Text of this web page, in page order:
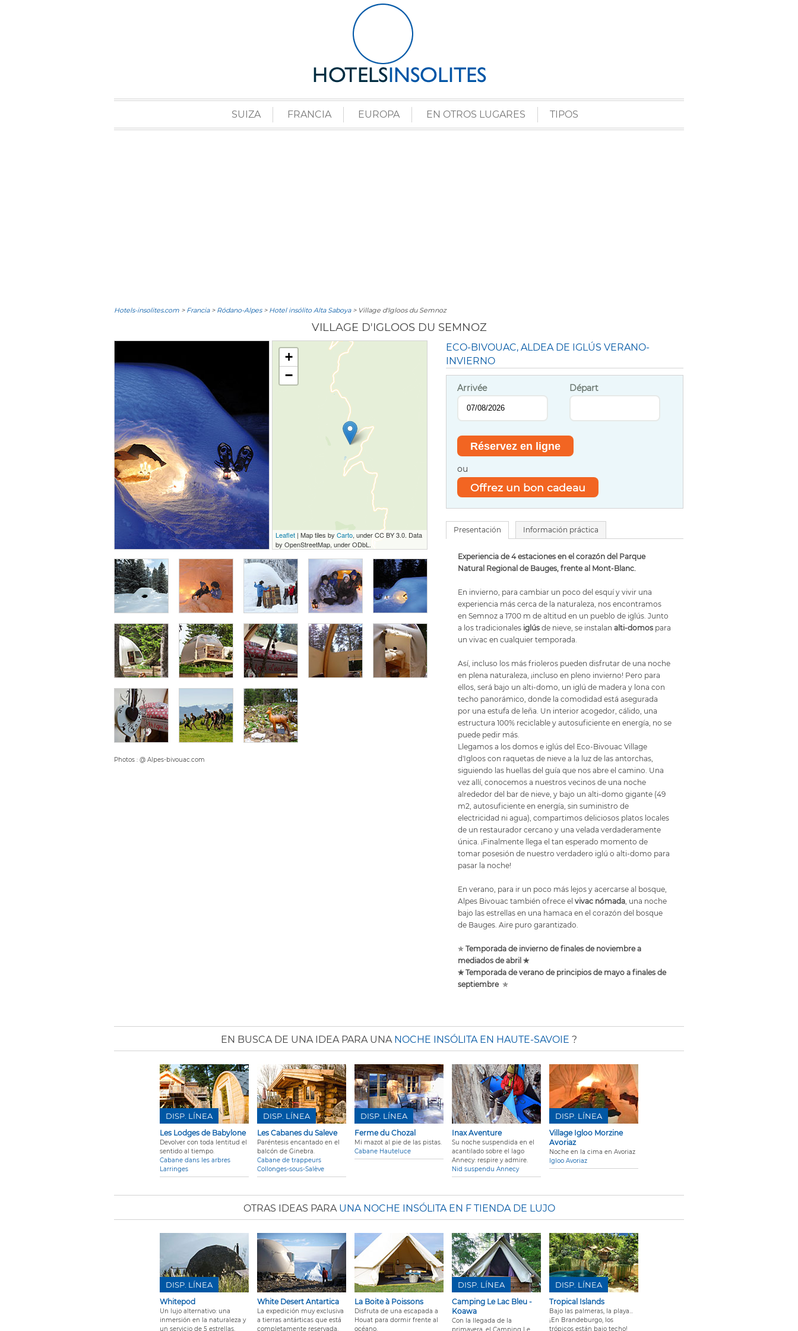
SUIZA FRANCIA EUROPA EN OTROS LUGARES TIPOS
Hotels-insolites.com > Francia> Ródano-Alpes> Hotel insólito Alta Saboya> Village d'Igloos du Semnoz
VILLAGE D'IGLOOS DU SEMNOZ
+
−
Leaflet | Map tiles by Carto, under CC BY 3.0. Data
by OpenStreetMap, under ODbL.
Photos : @ Alpes-bivouac.com
ECO-BIVOUAC, ALDEA DE IGLÚS VERANO-
INVIERNO
Arrivée Départ
ou
Offrez un bon cadeau
Presentación Información práctica
Experiencia de 4 estaciones en el corazón del Parque
Natural Regional de Bauges, frente al Mont-Blanc.
En invierno, para cambiar un poco del esquí y vivir una
experiencia más cerca de la naturaleza, nos encontramos
en Semnoz a 1700 m de altitud en un pueblo de iglús. Junto
a los tradicionales iglús de nieve, se instalan alti-domos para
un vivac en cualquier temporada.
Así, incluso los más frioleros pueden disfrutar de una noche
en plena naturaleza, ¡incluso en pleno invierno! Pero para
ellos, será bajo un alti-domo, un iglú de madera y lona con
techo panorámico, donde la comodidad está asegurada
por una estufa de leña. Un interior acogedor, cálido, una
estructura 100% reciclable y autosuficiente en energía, no se
puede pedir más.
Llegamos a los domos e iglús del Eco-Bivouac Village
d'Igloos con raquetas de nieve a la luz de las antorchas,
siguiendo las huellas del guía que nos abre el camino. Una
vez allí, conocemos a nuestros vecinos de una noche
alrededor del bar de nieve, y bajo un alti-domo gigante (49
m2, autosuficiente en energía, sin suministro de
electricidad ni agua), compartimos deliciosos platos locales
de un restaurador cercano y una velada verdaderamente
única. ¡Finalmente llega el tan esperado momento de
tomar posesión de nuestro verdadero iglú o alti-domo para
pasar la noche!
En verano, para ir un poco más lejos y acercarse al bosque,
Alpes Bivouac también ofrece el vivac nómada, una noche
bajo las estrellas en una hamaca en el corazón del bosque
de Bauges. Aire puro garantizado.
✯ Temporada de invierno de finales de noviembre a
mediados de abril ✯
✯ Temporada de verano de principios de mayo a finales de
septiembre✯
EN BUSCA DE UNA IDEA PARA UNA NOCHE INSÓLITA EN HAUTE-SAVOIE ?
Les Lodges de Babylone
Devolver con toda lentitud el
sentido al tiempo.
Cabane dans les arbres
Larringes
DISP. LÍNEA
Les Cabanes du Saleve
Paréntesis encantado en el
balcón de Ginebra.
Cabane de trappeurs
Collonges-sous-Salève
DISP. LÍNEA
Ferme du Chozal
Mi mazot al pie de las pistas.
Cabane Hauteluce
DISP. LÍNEA
Inax Aventure
Su noche suspendida en el
acantilado sobre el lago
Annecy: respire y admire.
Nid suspendu Annecy
Village Igloo Morzine
Avoriaz
Noche en la cima en Avoriaz
Igloo Avoriaz
DISP. LÍNEA
OTRAS IDEAS PARA UNA NOCHE INSÓLITA EN F TIENDA DE LUJO
Whitepod
Un lujo alternativo: una
inmersión en la naturaleza y
un servicio de 5 estrellas.
DISP. LÍNEA
White Desert Antartica
La expedición muy exclusiva
a tierras antárticas que está
completamente reservada.
La Boite à Poissons
Disfruta de una escapada a
Houat para dormir frente al
océano.
Camping Le Lac Bleu -
Koawa
Con la llegada de la
DISP. LÍNEA
Tropical Islands
Bajo las palmeras, la playa...
¡En Brandeburgo, los
trópicos están bajo techo!
DISP. LÍNEA